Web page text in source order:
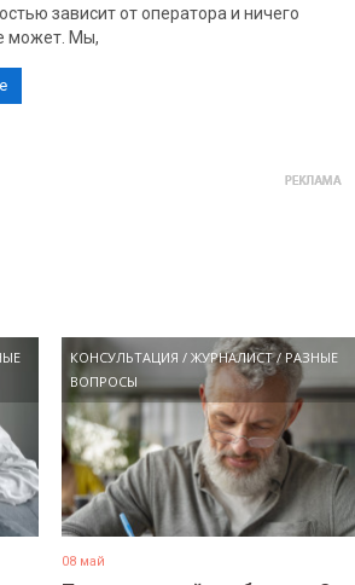
зависит от оператора и ничего
может. Мы,
КОНСУЛЬТАЦИЯ /ЖУРНАЛИСТ/ РАЗНЫЕ
ВОПРОСЫ
08 май